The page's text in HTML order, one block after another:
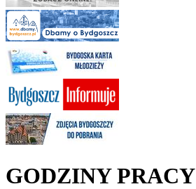
GODZINY PRACY